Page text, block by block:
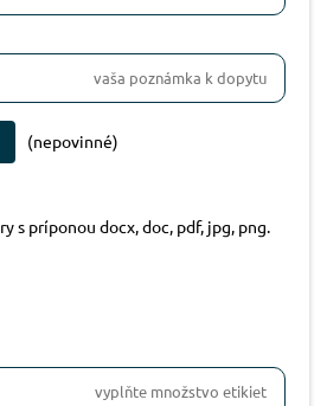
(nepovinné)
s príponou docx, doc, pdf, jpg, png.